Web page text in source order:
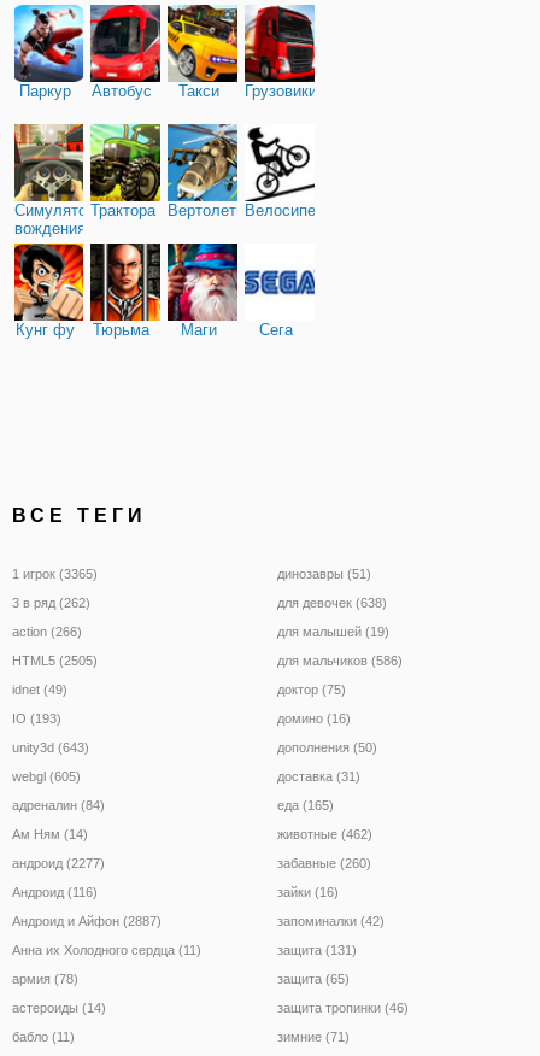
Паркур Автобус Такси Грузовики
Симулятор
вождения
Трактора ВертолетыВелосипед
Кунг фу Тюрьма Маги Сега
ВСЕ ТЕГИ
1 игрок (3365)
3 в ряд (262)
action (266)
HTML5 (2505)
idnet (49)
IO (193)
unity3d (643)
webgl (605)
адреналин (84)
Ам Ням (14)
андроид (2277)
Андроид (116)
Андроид и Айфон (2887)
Анна их Холодного сердца (11)
армия (78)
астероиды (14)
бабло (11)
динозавры (51)
для девочек (638)
для малышей (19)
для мальчиков (586)
доктор (75)
домино (16)
дополнения (50)
доставка (31)
еда (165)
животные (462)
забавные (260)
зайки (16)
запоминалки (42)
защита (131)
защита (65)
защита тропинки (46)
зимние (71)